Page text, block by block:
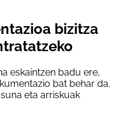
bizitza
eskaintzen badu ere,
bat behar da.
eta arriskuak